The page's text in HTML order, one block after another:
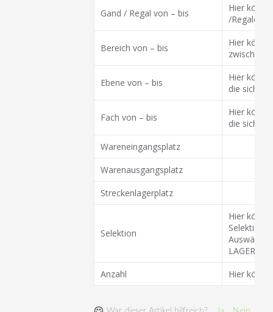
Gand / Regal von – bis
Hier
/Regale in
Bereich von – bis
Hier
zwischen
Ebene von – bis
Hier
die sich
Fach von – bis
Hier
die sich
Wareneingangsplatz
Warenausgangsplatz
Streckenlagerplatz
Selektion
Hier
Anzahl
Hier